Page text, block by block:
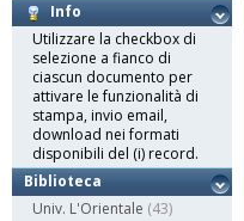
Info
Utilizzare la checkbox di
selezione a fianco di
ciascun documento per
attivare le funzionalità di
stampa, invio email,
download nei formati
disponibili del (i) record.
Biblioteca
Univ. L'Orientale (43)